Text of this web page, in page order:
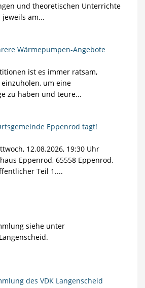
und theoretischen Unterrichte
am...
Wärmepumpen-Angebote
ist es immer ratsam,
um eine
zu haben und teure...
Eppenrod tagt!
12.08.2026, 19:30 Uhr
Eppenrod, 65558 Eppenrod,
Teil 1....
siehe unter
des VDK Langenscheid